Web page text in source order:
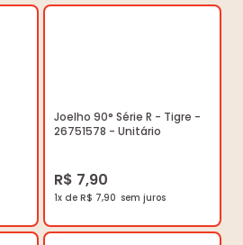
Joelho 90° Série R - Tigre -
26751578 - Unitário
R$ 7,90
1x de R$ 7,90